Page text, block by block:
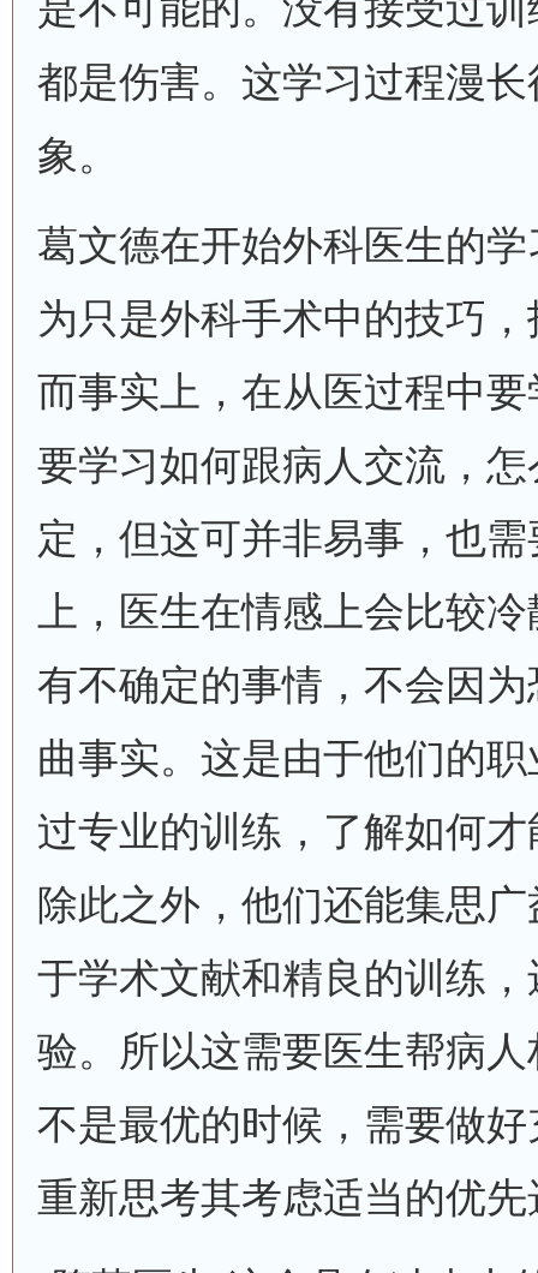
都是伤害。这学习过程漫
象。
葛文德在开始外科医生的
为只是外科手术中的技巧
而事实上，在从医过程中
要学习如何跟病人交流，
定，但这可并非易事，也
上，医生在情感上会比较
有不确定的事情，不会因
曲事实。这是由于他们的
过专业的训练，了解如何
除此之外，他们还能集思
于学术文献和精良的训练
验。所以这需要医生帮病
不是最优的时候，需要做
重新思考其考虑适当的优